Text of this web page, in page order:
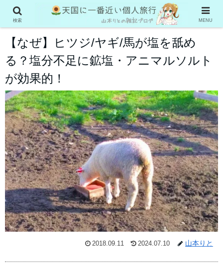
お役立ち情報
【なぜ】ヒツジ/ヤギ/馬が塩を舐め
る？塩分不足に鉱塩・アニマルソルト
が効果的！
2018.09.11 2024.07.10 山本りと
検索 MENU